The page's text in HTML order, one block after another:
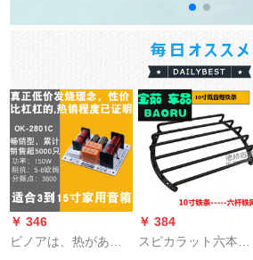
￥ 346
ビノアは、热がある
￥ 384
スピカラット六本の